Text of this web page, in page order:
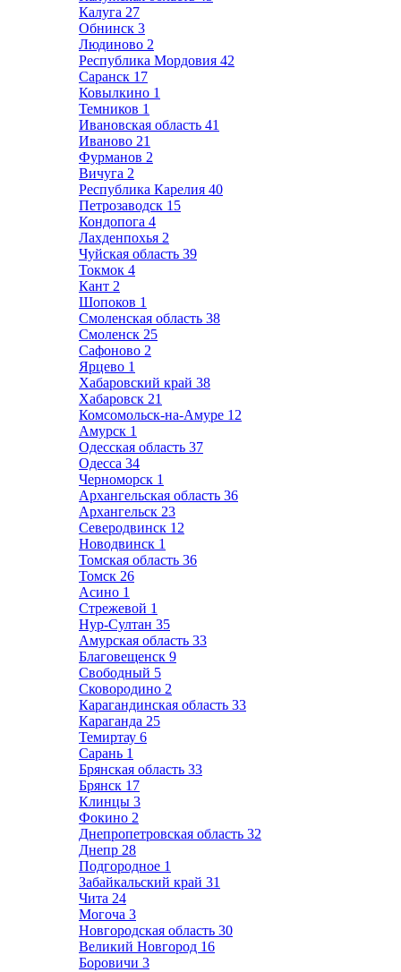
Калуга 27
Обнинск 3
Людиново 2
Республика Мордовия 42
Саранск 17
Ковылкино 1
Темников 1
Ивановская область 41
Иваново 21
Фурманов 2
Вичуга 2
Республика Карелия 40
Петрозаводск 15
Кондопога 4
Лахденпохья 2
Чуйская область 39
Токмок 4
Кант 2
Шопоков 1
Смоленская область 38
Смоленск 25
Сафоново 2
Ярцево 1
Хабаровский край 38
Хабаровск 21
Комсомольск-на-Амуре 12
Амурск 1
Одесская область 37
Одесса 34
Черноморск 1
Архангельская область 36
Архангельск 23
Северодвинск 12
Новодвинск 1
Томская область 36
Томск 26
Асино 1
Стрежевой 1
Нур-Султан 35
Амурская область 33
Благовещенск 9
Свободный 5
Сковородино 2
Карагандинская область 33
Караганда 25
Темиртау 6
Сарань 1
Брянская область 33
Брянск 17
Клинцы 3
Фокино 2
Днепропетровская область 32
Днепр 28
Подгородное 1
Забайкальский край 31
Чита 24
Могоча 3
Новгородская область 30
Великий Новгород 16
Боровичи 3